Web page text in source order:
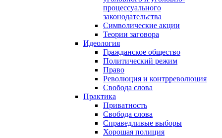
процессуального
законодательства
Символические акции
Теории заговора
Идеология
Гражданское общество
Политический режим
Право
Революция и контрреволюция
Свобода слова
Практика
Приватность
Свобода слова
Справедливые выборы
Хорошая полиция